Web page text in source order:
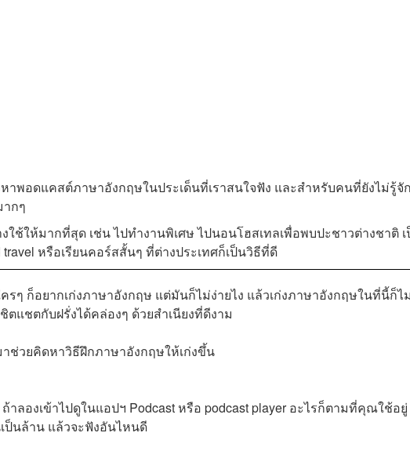
าพอดแคสต์ภาษาอังกฤษในประเด็นที่เราสนใจฟัง และสำหรับคนที่ยังไม่รู้จัก
กๆ
ใช้ให้มากที่สุด เช่น ไปทำงานพิเศษ ไปนอนโฮสเทลเพื่อพบปะชาวต่างชาติ
travel หรือเรียนคอร์สสั้นๆ ที่ต่างประเทศก็เป็นวิธีที่ดี
รๆ ก็อยากเก่งภาษาอังกฤษ แต่มันก็ไม่ง่ายไง แล้วเก่งภาษาอังกฤษในที่นี้ก็ไ
แชตกับฝรั่งได้คล่องๆ ด้วยสำเนียงที่ดีงาม
วยคิดหาวิธีฝึกภาษาอังกฤษให้เก่งขึ้น
ลองเข้าไปดูในแอปฯ Podcast หรือ podcast player อะไรก็ตามที่คุณใช้อยู่
ป็นล้าน แล้วจะฟังอันไหนดี